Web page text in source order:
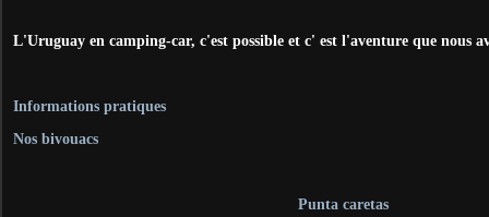
L'Uruguay en camping-car, c'est possible et c' est l'aventure que nous
Informations pratiques
Nos bivouacs
Punta caretas